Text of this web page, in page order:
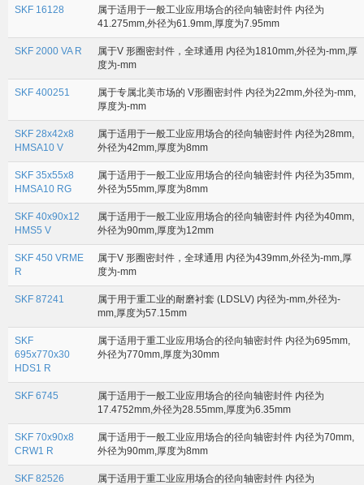
SKF 16128
属于适用于一般工业应用场合的径向轴密封件 内径为
41.275mm,外径为61.9mm,厚度为7.95mm
SKF 2000 VA R
属于V 形圈密封件，全球通用 内径为1810mm,外径为-mm,厚
度为-mm
SKF 400251
属于专属北美市场的 V形圈密封件 内径为22mm,外径为-mm,
厚度为-mm
SKF 28x42x8
HMSA10 V
属于适用于一般工业应用场合的径向轴密封件 内径为28mm,
外径为42mm,厚度为8mm
SKF 35x55x8
HMSA10 RG
属于适用于一般工业应用场合的径向轴密封件 内径为35mm,
外径为55mm,厚度为8mm
SKF 40x90x12
HMS5 V
属于适用于一般工业应用场合的径向轴密封件 内径为40mm,
外径为90mm,厚度为12mm
SKF 450 VRME
R
属于V 形圈密封件，全球通用 内径为439mm,外径为-mm,厚
度为-mm
SKF 87241
属于用于重工业的耐磨衬套 (LDSLV) 内径为-mm,外径为-
mm,厚度为57.15mm
SKF
695x770x30
HDS1 R
属于适用于重工业应用场合的径向轴密封件 内径为695mm,
外径为770mm,厚度为30mm
SKF 6745
属于适用于一般工业应用场合的径向轴密封件 内径为
17.4752mm,外径为28.55mm,厚度为6.35mm
SKF 70x90x8
CRW1 R
属于适用于一般工业应用场合的径向轴密封件 内径为70mm,
外径为90mm,厚度为8mm
SKF 82526
属于适用于重工业应用场合的径向轴密封件 内径为